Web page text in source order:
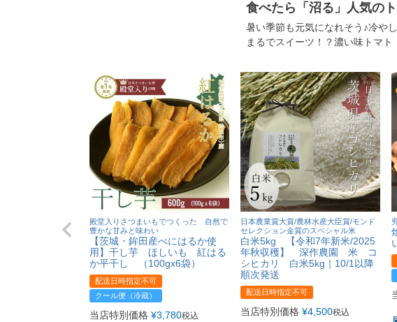
食べたら「沼る」人気の
暑い季節も元気になれそう♪冷や
まるでスイーツ！？濃い味トマト
殿堂入りさつまいもでつくった 自然で
豊かな甘みと味わい
【茨城・鉾田産べにはるか使
用】干し芋 ほしいも 紅はる
か平干し （100gx6袋）
配送日時指定不可
クール便（冷蔵）
当店特別価格 ¥3,780税込
日本農業賞大賞/農林水産大臣賞/モンド
セレクション金賞のスペシャル米
白米5kg 【令和7年新米/2025
年秋収穫】 深作農園 米 コ
シヒカリ 白米5kg｜10/1以降
順次発送
配送日時指定不可
当店特別価格 ¥4,500税込